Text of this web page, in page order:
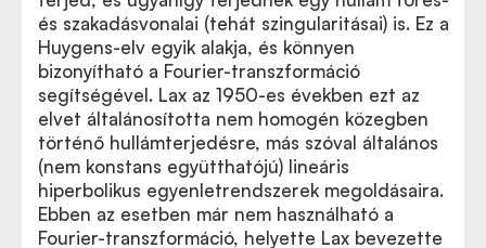
és szakadásvonalai (tehát szingularitásai) is. Ez a
Huygens-elv egyik alakja, és könnyen
bizonyítható a Fourier-transzformáció
segítségével. Lax az 1950-es években ezt az
elvet általánosította nem homogén közegben
történő hullámterjedésre, más szóval általános
(nem konstans együtthatójú) lineáris
hiperbolikus egyenletrendszerek megoldásaira.
Ebben az esetben már nem használható a
Fourier-transzformáció, helyette Lax bevezette